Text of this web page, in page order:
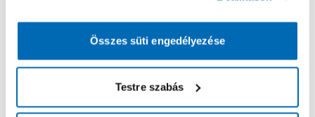
Összes süti engedélyezése
Testre szabás